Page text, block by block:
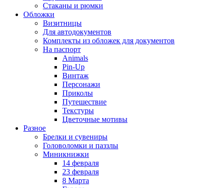
Стаканы и рюмки
Обложки
Визитницы
Для автодокументов
Комплекты из обложек для документов
На паспорт
Animals
Pin-Up
Винтаж
Персонажи
Приколы
Путешествие
Текстуры
Цветочные мотивы
Разное
Брелки и сувениры
Головоломки и паззлы
Миникнижки
14 февраля
23 февраля
8 Марта